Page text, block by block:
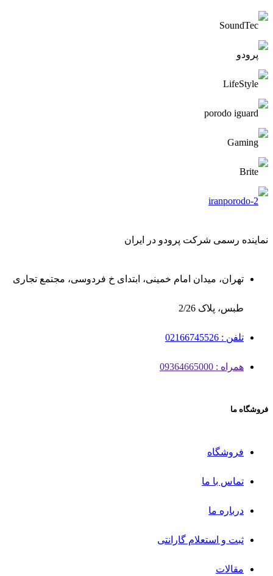
نماینده رسمی شرکت پرودو در ایران
تهران، میدان امام خمینی، ابتدای خ فردوسی، مجتمع تجاری
طبس، پلاک 2/26
تلفن : 02166745526
همراه : 09364665000
فروشگاه ما
فروشگاه
تماس با ما
درباره ما
ثبت و استعلام گارانتی
مقالات